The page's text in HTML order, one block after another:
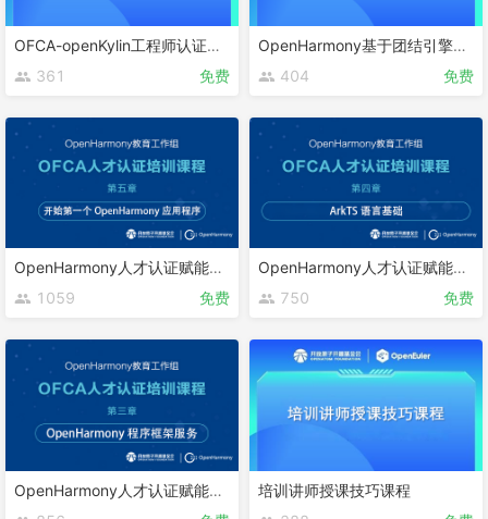
OFCA-openKylin工程师认证课程
361
免费
OpenHarmony基于团结引擎的游戏开发
404
免费
OpenHarmony人才认证赋能课程 第五章
1059
免费
OpenHarmony人才认证赋能课程 第四章
750
免费
OpenHarmony人才认证赋能课程 第三章
培训讲师授课技巧课程